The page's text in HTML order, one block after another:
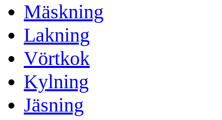
Mäskning
Lakning
Vörtkok
Kylning
Jäsning